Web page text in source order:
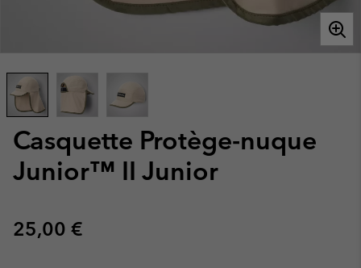
Casquette Protège-nuque
Junior™ II Junior
Regular price:
25,00 €